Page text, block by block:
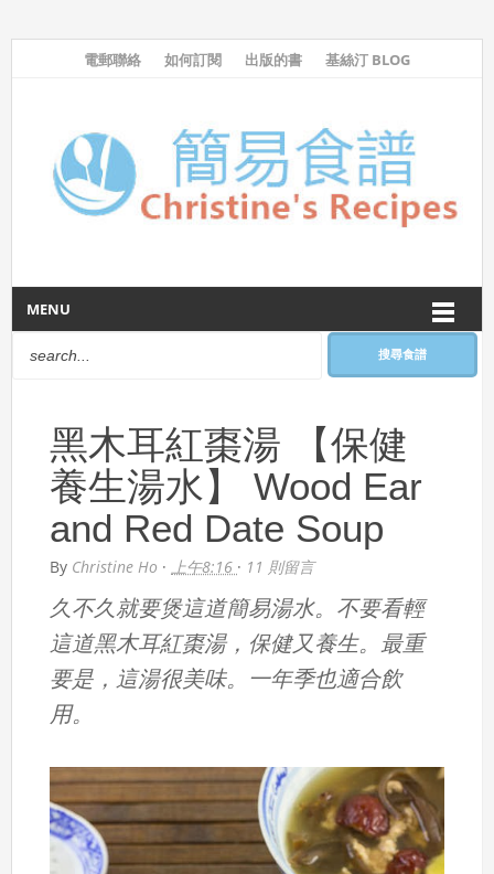
電郵聯絡 如何訂閱 出版的書 基絲汀 BLOG
MENU
搜尋食譜
黑木耳紅棗湯 【保健
養生湯水】 Wood Ear
and Red Date Soup
By Christine Ho · 上午8:16 · 11 則留言
久不久就要煲這道簡易湯水。不要看輕
這道黑木耳紅棗湯，保健又養生。最重
要是，這湯很美味。一年季也適合飲
用。